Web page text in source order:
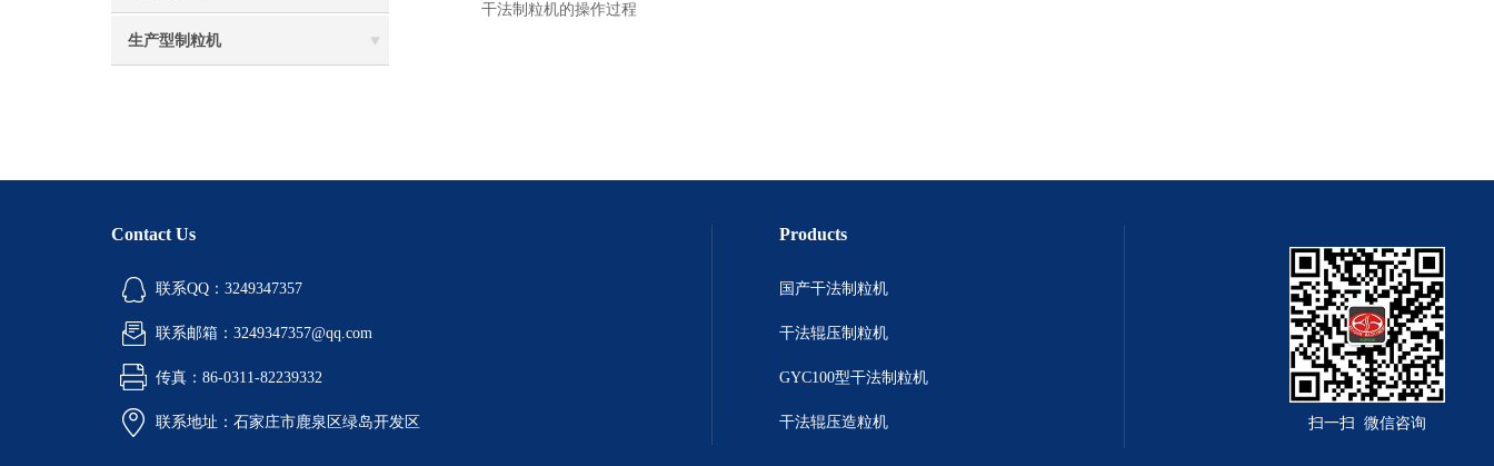
生产型制粒机
干法制粒机的操作过程
Contact Us
联系QQ：3249347357
联系邮箱：3249347357@qq.com
传真：86-0311-82239332
联系地址：石家庄市鹿泉区绿岛开发区
Products
国产干法制粒机
干法辊压制粒机
GYC100型干法制粒机
干法辊压造粒机 扫一扫 微信咨询